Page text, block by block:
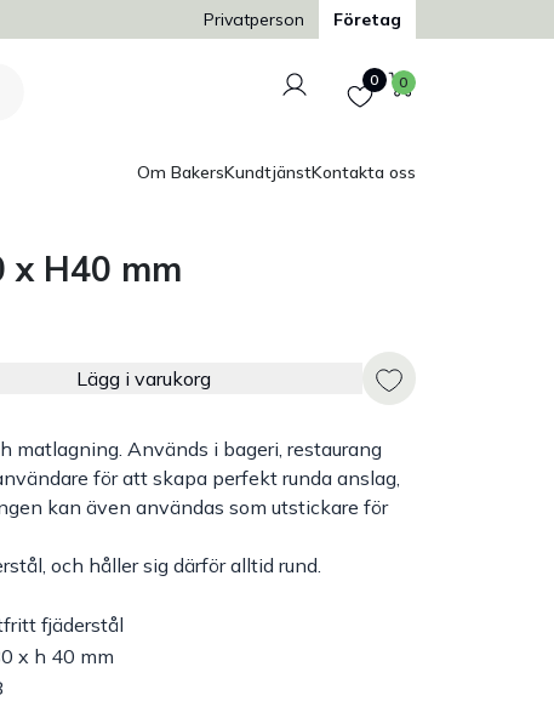
Trygg och säker betalning
Privatperson Företag
Logga in
Favoriter
0 Varukorg
0
Om BakersKundtjänstKontakta oss
H40 mm
Lägg i varukorg
matlagning. Används i bageri, restaurang
för att skapa perfekt runda anslag,
kan även användas som utstickare för
och håller sig därför alltid rund.
fjäderstål
x h 40 mm